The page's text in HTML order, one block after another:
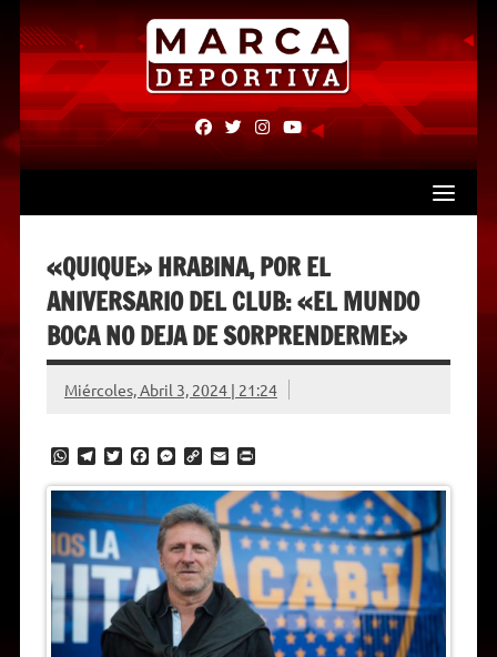
Skip
content
fab
fa-
fab
fa-
fab fab
«QUIQUE» HRABINA, POR EL
ANIVERSARIO DEL CLUB: «EL MUNDO
BOCA NO DEJA DE SORPRENDERME»
Miércoles, Abril 3, 2024 | 21:24
W
a
t
s
A
p
T
l
e
g
r
a
m
T
i
t
t
e
r
F
c
e
b
o
o
k
M
s
s
e
n
g
e
r
C
p
y
L
i
n
k
E
a
i
l
P
i
n
t
F
r
e
n
d